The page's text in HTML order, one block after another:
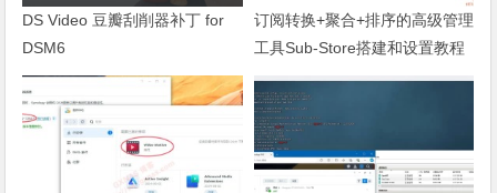
DS Video 豆瓣刮削器补丁 for
DSM6
订阅转换+聚合+排序的高级管理
工具Sub-Store搭建和设置教程